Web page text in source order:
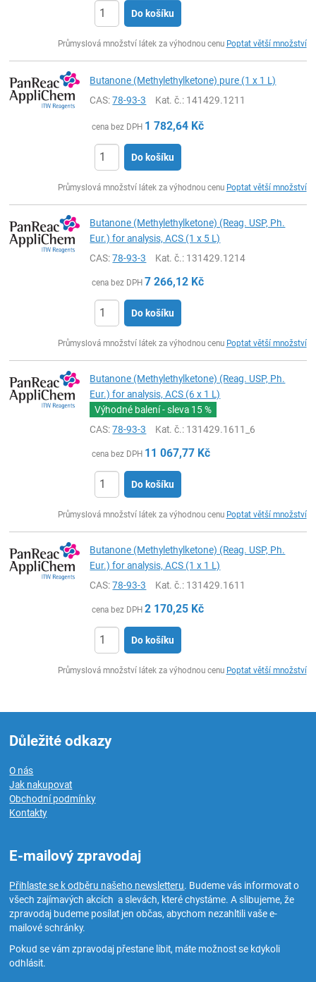
Do košíku
Průmyslová množství látek za výhodnou cenu Poptat větší množství
Butanone (Methylethylketone) pure (1 x 1 L)
CAS:78-93-3 Kat. č.: 141429.1211
cena bez DPH 1 782,64 Kč
Do košíku
Průmyslová množství látek za výhodnou cenu Poptat větší množství
Butanone (Methylethylketone) (Reag. USP, Ph.
Eur.) for analysis, ACS (1 x 5 L)
CAS:78-93-3 Kat. č.: 131429.1214
cena bez DPH 7 266,12 Kč
Do košíku
Průmyslová množství látek za výhodnou cenu Poptat větší množství
Butanone (Methylethylketone) (Reag. USP, Ph.
Eur.) for analysis, ACS (6 x 1 L)
Výhodné balení - sleva 15 %
CAS:78-93-3 Kat. č.: 131429.1611_6
cena bez DPH 11 067,77 Kč
Do košíku
Průmyslová množství látek za výhodnou cenu Poptat větší množství
Butanone (Methylethylketone) (Reag. USP, Ph.
Eur.) for analysis, ACS (1 x 1 L)
CAS:78-93-3 Kat. č.: 131429.1611
cena bez DPH 2 170,25 Kč
Do košíku
Průmyslová množství látek za výhodnou cenu Poptat větší množství
Důležité odkazy
O nás
Jak nakupovat
Obchodní podmínky
Kontakty
E-mailový zpravodaj
Přihlaste se k odběru našeho newsletteru. Budeme vás informovat o
všech zajímavých akcích a slevách, které chystáme. A slibujeme, že
zpravodaj budeme posílat jen občas, abychom nezahltili vaše e-
mailové schránky.
Pokud se vám zpravodaj přestane líbit, máte možnost se kdykoli
odhlásit.